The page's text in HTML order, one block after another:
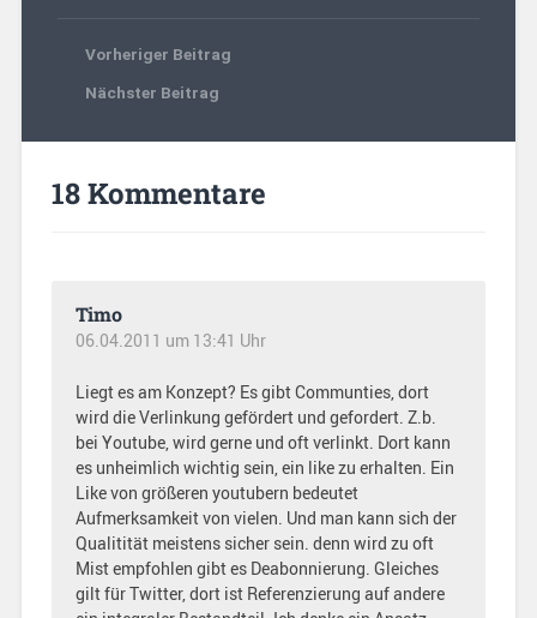
Vorheriger Beitrag
Nächster Beitrag
18 Kommentare
Timo
06.04.2011 um 13:41 Uhr
Liegt es am Konzept? Es gibt Communties, dort
wird die Verlinkung gefördert und gefordert. Z.b.
bei Youtube, wird gerne und oft verlinkt. Dort kann
es unheimlich wichtig sein, ein like zu erhalten. Ein
Like von größeren youtubern bedeutet
Aufmerksamkeit von vielen. Und man kann sich der
Qualitität meistens sicher sein. denn wird zu oft
Mist empfohlen gibt es Deabonnierung. Gleiches
gilt für Twitter, dort ist Referenzierung auf andere